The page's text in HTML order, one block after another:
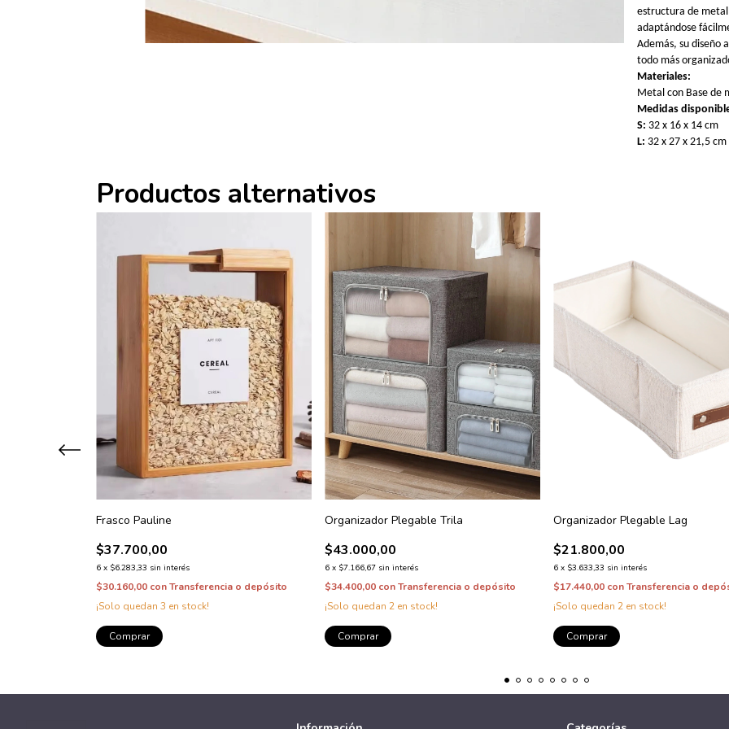
estructura de metal
adaptándose
Además, su diseño
todo más
Materiales:
Metal con Base de
Medidas
S: 32 x 16 x 14 cm
L: 32 x 27 x 21,5 cm
Productos alternativos
Frasco Pauline
$37.700,00
6 x $6.283,33 sin interés
$30.160,00 conTransferencia o depósito
¡Solo quedan 3 en stock!
Comprar
Organizador Plegable Trila
$43.000,00
6 x $7.166,67 sin interés
$34.400,00 conTransferencia o depósito
¡Solo quedan 2 en stock!
Comprar
Organizador Plegable Lag
$21.800,00
6 x $3.633,33 sin interés
$17.440,00 conTransferencia o
¡Solo quedan 2 en stock!
Comprar